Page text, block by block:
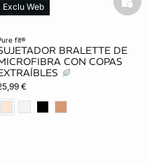
pure fit®
BRALETTE DE
CON COPAS
€
Exclu Web